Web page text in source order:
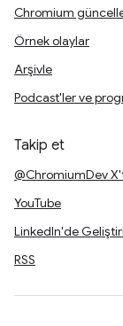
Chromium
Örnek olaylar
Arşivle
Podcast'ler ve
Takip et
@ChromiumDev
YouTube
LinkedIn'de
RSS